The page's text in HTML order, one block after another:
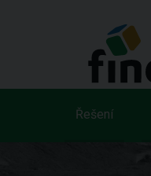
Řešení